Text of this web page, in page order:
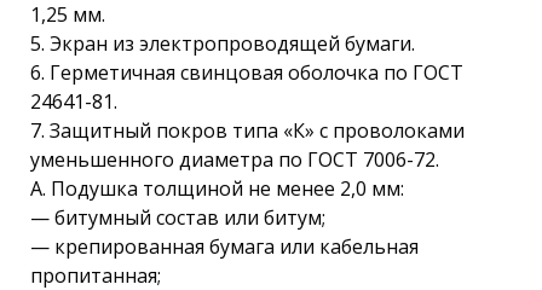
1,25 мм.
5. Экран из электропроводящей бумаги.
6. Герметичная свинцовая оболочка по ГОСТ
24641-81.
7. Защитный покров типа «К» с проволоками
уменьшенного диаметра по ГОСТ 7006-72.
А. Подушка толщиной не менее 2,0 мм:
— битумный состав или битум;
— крепированная бумага или кабельная
пропитанная;